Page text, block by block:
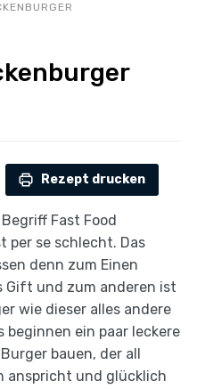
Rezept drucken
Fast Food
per se schlecht. Das
denn zum Einen
Gift und zum anderen ist
wie dieser alles andere
beginnen ein paar leckere
bauen, der all
anspricht und glücklich